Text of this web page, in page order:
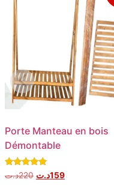
Porte Manteau en bois
Démontable
Note
5.00
220د.ت 159د.ت